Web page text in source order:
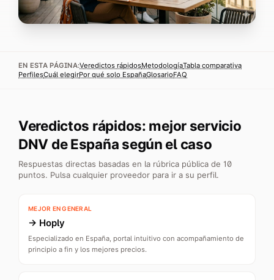
EN ESTA PÁGINA:Veredictos rápidosMetodologíaTabla comparativa
PerfilesCuál elegirPor qué solo EspañaGlosarioFAQ
Veredictos rápidos: mejor servicio
DNV de España según el caso
Respuestas directas basadas en la rúbrica pública de 10
puntos. Pulsa cualquier proveedor para ir a su perfil.
MEJOR EN GENERAL
→ Hoply
Especializado en España, portal intuitivo con acompañamiento de
principio a fin y los mejores precios.